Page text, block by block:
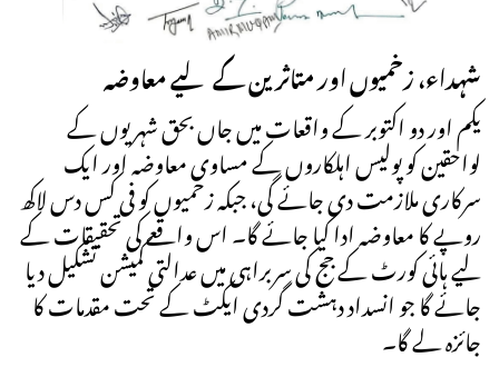
شہداء، زخمیوں اور متاثرین کے لیے معاوضہ
یکم اور دو اکتوبر کے واقعات میں جاں بحق شہریوں کے
لواحقین کو پولیس اہلکاروں کے مساوی معاوضہ اور ایک
سرکاری ملازمت دی جائے گی، جبکہ زخمیوں کو فی کس دس لاکھ
روپے کا معاوضہ ادا کیا جائے گا۔ اس واقعے کی تحقیقات کے
لیے ہائی کورٹ کے جج کی سربراہی میں عدالتی کمیشن تشکیل دیا
جائے گا جو انسداد دہشت گردی ایکٹ کے تحت مقدمات کا
جائزہ لے گا۔